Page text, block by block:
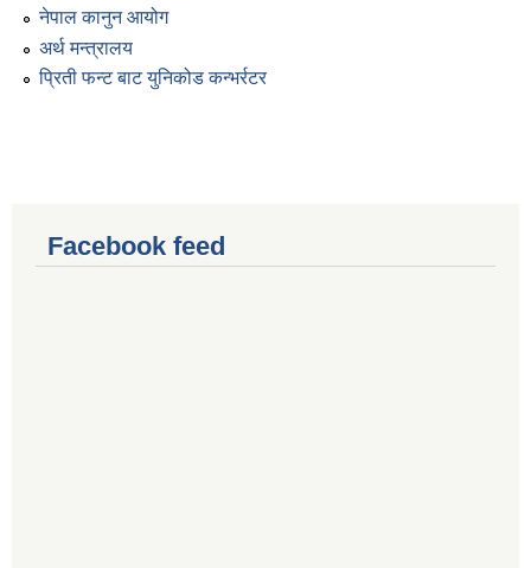
नेपाल कानुन आयोग
अर्थ मन्त्रालय
प्रिती फन्ट बाट युनिकोड कन्भर्रटर
Facebook feed